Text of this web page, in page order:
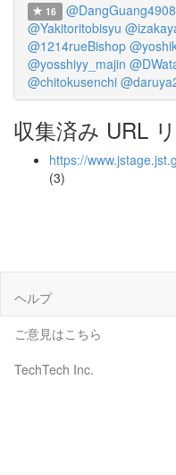
16
@Yakitoritobisyu
@1214rueBishop
@yosshiyy_majin
@chitokusenchi
収集済み URL
https://
(3)
ヘルプ
ご意見はこちら
TechTech Inc.